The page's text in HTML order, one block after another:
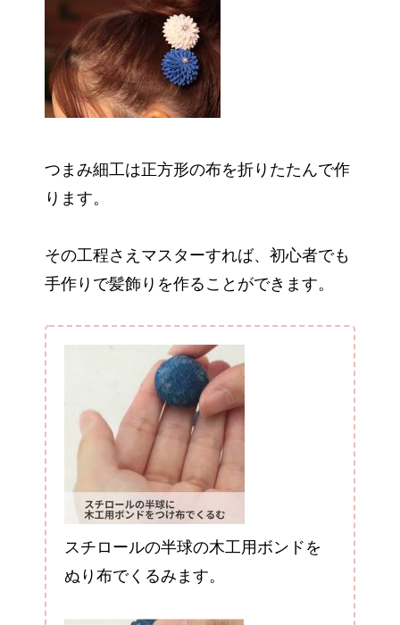
つまみ細工は正方形の布を折りたたんで作
ります。
その工程さえマスターすれば、初心者でも
手作りで髪飾りを作ることができます。
スチロールの半球の木工用ボンドを
ぬり布でくるみます。